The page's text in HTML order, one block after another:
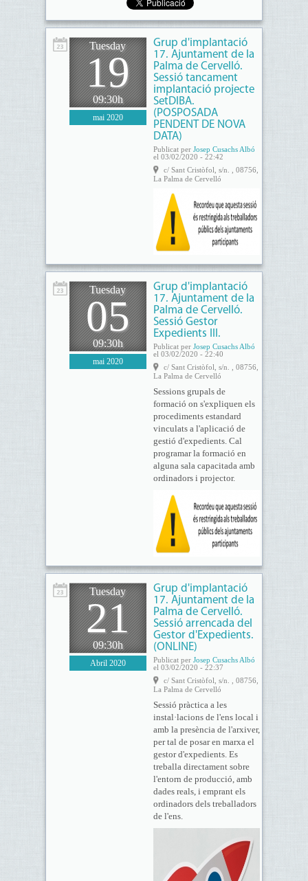
Tuesday
19
09:30h
mai 2020
Grup d'implantació
17. Ajuntament de la
Palma de Cervelló.
Sessió tancament
implantació projecte
SetDIBA.
(POSPOSADA
PENDENT DE NOVA
DATA)
Publicat per Josep Cusachs Albó
el 03/02/2020 - 22:42
c/ Sant Cristòfol, s/n. , 08756,
La Palma de Cervelló
Tuesday
05
09:30h
mai 2020
Grup d'implantació
17. Ajuntament de la
Palma de Cervelló.
Sessió Gestor
Expedients III.
Publicat per Josep Cusachs Albó
el 03/02/2020 - 22:40
c/ Sant Cristòfol, s/n. , 08756,
La Palma de Cervelló
Sessions grupals de
formació on s'expliquen els
procediments estandard
vinculats a l'aplicació de
gestió d'expedients. Cal
programar la formació en
alguna sala capacitada amb
ordinadors i projector.
Tuesday
21
09:30h
Abril 2020
Grup d'implantació
17. Ajuntament de la
Palma de Cervelló.
Sessió arrencada del
Gestor d'Expedients.
(ONLINE)
Publicat per Josep Cusachs Albó
el 03/02/2020 - 22:37
c/ Sant Cristòfol, s/n. , 08756,
La Palma de Cervelló
Sessió pràctica a les
instal·lacions de l'ens local i
amb la presència de l'arxiver,
per tal de posar en marxa el
gestor d'expedients. Es
treballa directament sobre
l'entorn de producció, amb
dades reals, i emprant els
ordinadors dels treballadors
de l'ens.